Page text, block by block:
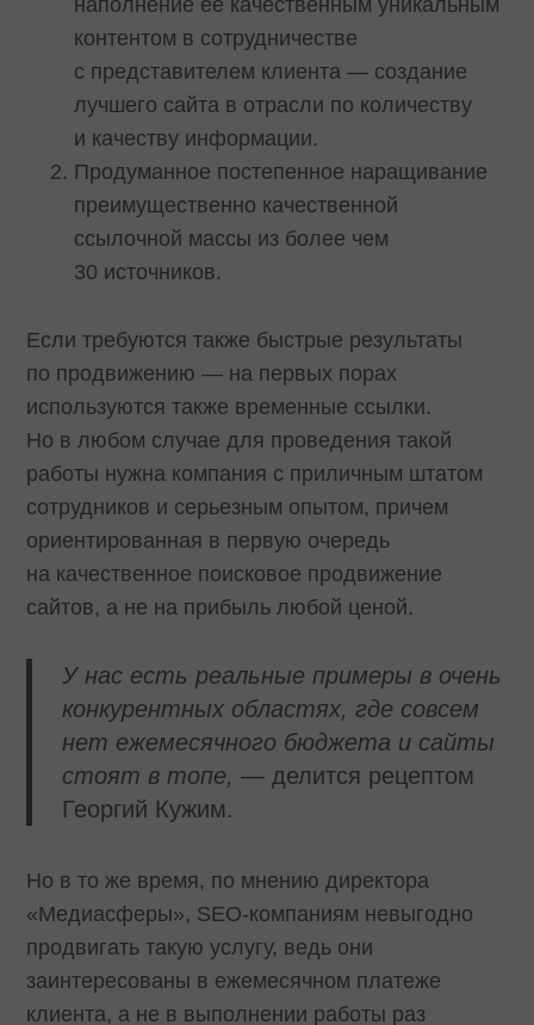
наполнение ее качественным уникальным
контентом в сотрудничестве
с представителем клиента — создание
лучшего сайта в отрасли по количеству
и качеству информации.
Продуманное постепенное наращивание
преимущественно качественной
ссылочной массы из более чем
30 источников.
Если требуются также быстрые результаты
по продвижению — на первых порах
используются также временные ссылки.
Но в любом случае для проведения такой
работы нужна компания с приличным штатом
сотрудников и серьезным опытом, причем
ориентированная в первую очередь
на качественное поисковое продвижение
сайтов, а не на прибыль любой ценой.
У нас есть реальные примеры в очень
конкурентных областях, где совсем
нет ежемесячного бюджета и сайты
стоят в топе, — делится рецептом
Георгий Кужим.
Но в то же время, по мнению директора
«Медиасферы», SEO-компаниям невыгодно
продвигать такую услугу, ведь они
заинтересованы в ежемесячном платеже
клиента, а не в выполнении работы раз